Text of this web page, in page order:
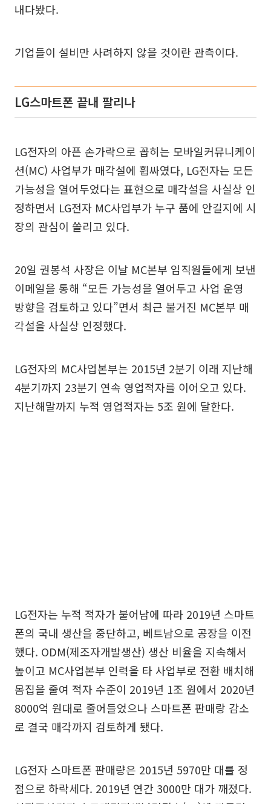
내다봤다.
기업들이 설비만 사려하지 않을 것이란 관측이다.
LG스마트폰 끝내 팔리나
LG전자의 아픈 손가락으로 꼽히는 모바일커뮤니케이
션(MC) 사업부가 매각설에 휩싸였다, LG전자는 모든
가능성을 열어두었다는 표현으로 매각설을 사실상 인
정하면서 LG전자 MC사업부가 누구 품에 안길지에 시
장의 관심이 쏠리고 있다.
20일 권봉석 사장은 이날 MC본부 임직원들에게 보낸
이메일을 통해 “모든 가능성을 열어두고 사업 운영
방향을 검토하고 있다”면서 최근 불거진 MC본부 매
각설을 사실상 인정했다.
LG전자의 MC사업본부는 2015년 2분기 이래 지난해
4분기까지 23분기 연속 영업적자를 이어오고 있다.
지난해말까지 누적 영업적자는 5조 원에 달한다.
LG전자는 누적 적자가 불어남에 따라 2019년 스마트
폰의 국내 생산을 중단하고, 베트남으로 공장을 이전
했다. ODM(제조자개발생산) 생산 비율을 지속해서
높이고 MC사업본부 인력을 타 사업부로 전환 배치해
몸집을 줄여 적자 수준이 2019년 1조 원에서 2020년
8000억 원대로 줄어들었으나 스마트폰 판매랑 감소
로 결국 매각까지 검토하게 됐다.
LG전자 스마트폰 판매량은 2015년 5970만 대를 정
점으로 하락세다. 2019년 연간 3000만 대가 깨졌다.